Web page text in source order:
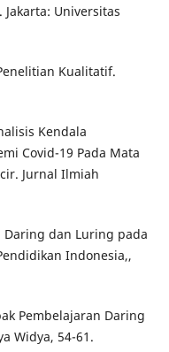
Universitas
Kualitatif.
Kendala
Covid-19 Pada Mata
Jurnal Ilmiah
Daring dan Luring pada
Indonesia,,
Pembelajaran Daring
Widya, 54-61.